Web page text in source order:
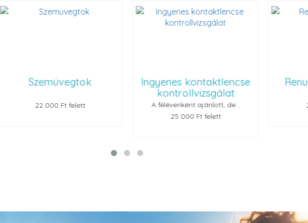
Ingyenes kontaktlencse
kontrollvizsgálat
A félévenként ajánlott, de...
Renu Multiplus 60ml
25 000 Ft felett